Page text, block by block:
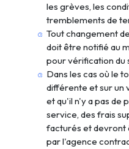
les grèves, les
tremblements de
Tout changement
doit être notifié au
pour vérification du
Dans les cas où le
différente et sur un
et qu'il n'y a pas de
service, des frais
facturés et devront
par l'agence